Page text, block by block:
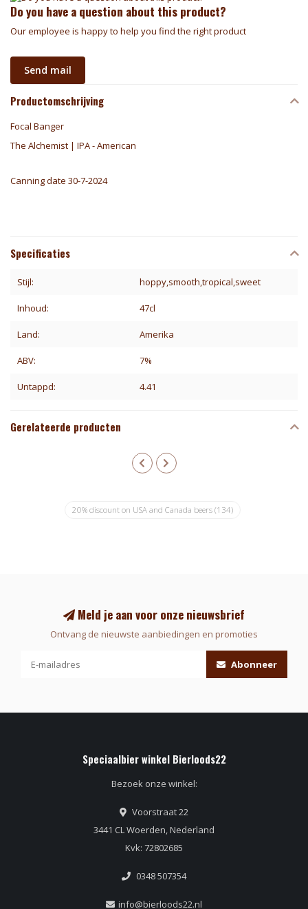
Do you have a question about this product?
Our employee is happy to help you find the right product
Send mail
Productomschrijving
Focal Banger
The Alchemist | IPA - American
Canning date 30-7-2024
Specificaties
Stijl: hoppy,smooth,tropical,sweet
Inhoud: 47cl
Land: Amerika
ABV: 7%
Untappd: 4.41
Gerelateerde producten
20% discount on USA and Canada beers (134)
Meld je aan voor onze nieuwsbrief
Ontvang de nieuwste aanbiedingen en promoties
Abonneer
Speciaalbier winkel Bierloods22
Bezoek onze winkel:
Voorstraat 22
3441 CL Woerden, Nederland
Kvk: 72802685
0348 507354
info@bierloods22.nl